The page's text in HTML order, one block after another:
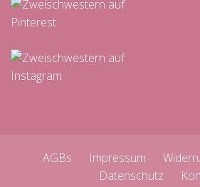
AGBs Impressum
Datenschutz